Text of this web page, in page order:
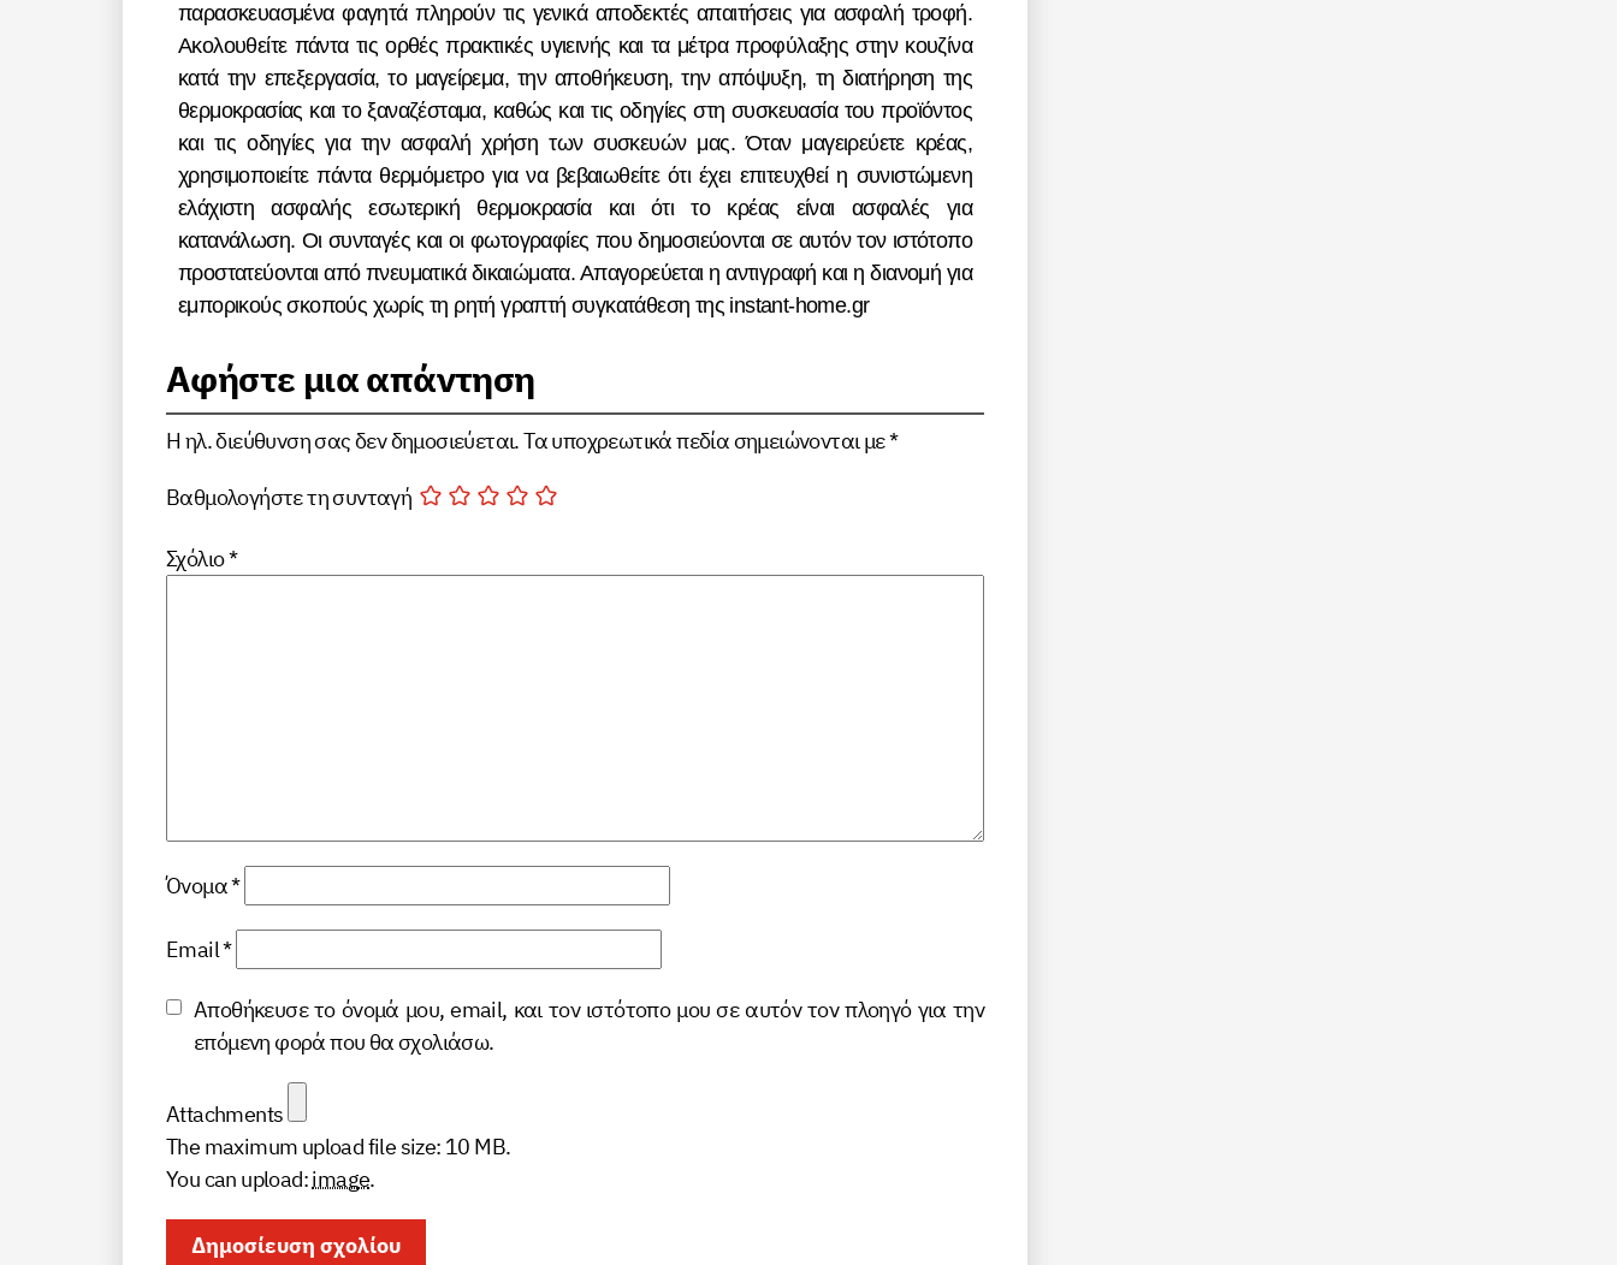
παρασκευασμένα φαγητά πληρούν τις γενικά αποδεκτές απαιτήσεις για ασφαλή τροφή.
Ακολουθείτε πάντα τις ορθές πρακτικές υγιεινής και τα μέτρα προφύλαξης στην κουζίνα
κατά την επεξεργασία, το μαγείρεμα, την αποθήκευση, την απόψυξη, τη διατήρηση της
θερμοκρασίας και το ξαναζέσταμα, καθώς και τις οδηγίες στη συσκευασία του προϊόντος
και τις οδηγίες για την ασφαλή χρήση των συσκευών μας. Όταν μαγειρεύετε κρέας,
χρησιμοποιείτε πάντα θερμόμετρο για να βεβαιωθείτε ότι έχει επιτευχθεί η συνιστώμενη
ελάχιστη ασφαλής εσωτερική θερμοκρασία και ότι το κρέας είναι ασφαλές για
κατανάλωση. Οι συνταγές και οι φωτογραφίες που δημοσιεύονται σε αυτόν τον ιστότοπο
προστατεύονται από πνευματικά δικαιώματα. Απαγορεύεται η αντιγραφή και η διανομή για
εμπορικούς σκοπούς χωρίς τη ρητή γραπτή συγκατάθεση της instant-home.gr
Αφήστε μια απάντηση
Η ηλ. διεύθυνση σας δεν δημοσιεύεται.Τα υποχρεωτικά πεδία σημειώνονται με*
Βαθμολογήστε τη συνταγή
Σχόλιο*
Όνομα*
Email*
Αποθήκευσε το όνομά μου, email, και τον ιστότοπο μου σε αυτόν τον πλοηγό για την
επόμενη φορά που θα σχολιάσω.
Attachments
The maximum upload file size: 10 MB.
You can upload:image.